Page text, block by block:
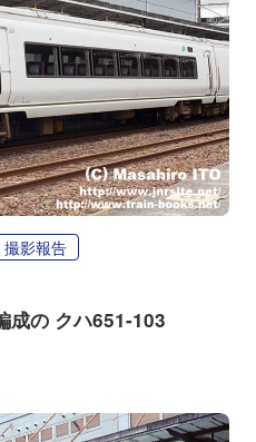
撮影報告
成の クハ651-103